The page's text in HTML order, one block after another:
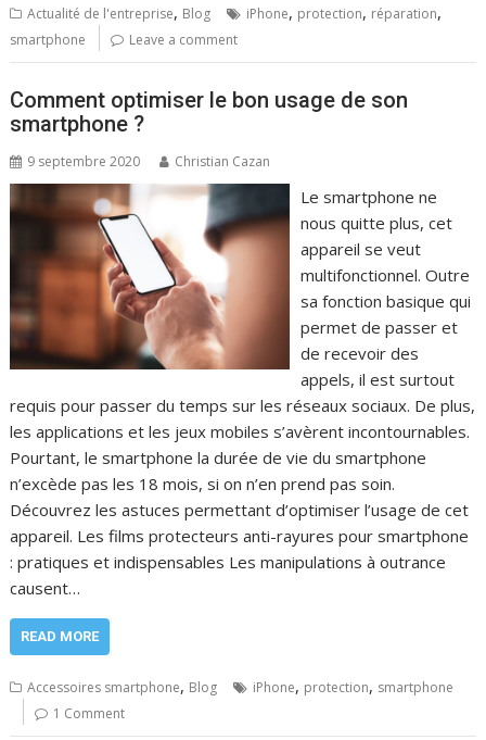
Actualité de l'entreprise, Blog iPhone, protection, réparation,
smartphone Leave a comment
Comment optimiser le bon usage de son
smartphone ?
9 septembre 2020 Christian Cazan
Le smartphone ne
nous quitte plus, cet
appareil se veut
multifonctionnel. Outre
sa fonction basique qui
permet de passer et
de recevoir des
appels, il est surtout
requis pour passer du temps sur les réseaux sociaux. De plus,
les applications et les jeux mobiles s’avèrent incontournables.
Pourtant, le smartphone la durée de vie du smartphone
n’excède pas les 18 mois, si on n’en prend pas soin.
Découvrez les astuces permettant d’optimiser l’usage de cet
appareil. Les films protecteurs anti-rayures pour smartphone
: pratiques et indispensables Les manipulations à outrance
causent…
READ MORE
Accessoires smartphone, Blog iPhone, protection, smartphone
1 Comment